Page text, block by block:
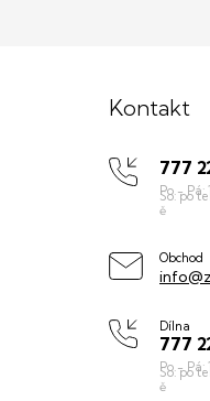
Kontakt
777
Obchod
Dílna
777